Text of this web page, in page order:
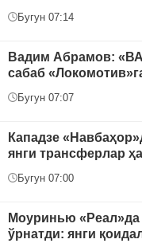
Бугун 07:14
Вадим Абрамов:
сабаб
Бугун 07:07
Кападзе
янги трансферлар
Бугун 07:00
Моуринью
ўрнатди: янги